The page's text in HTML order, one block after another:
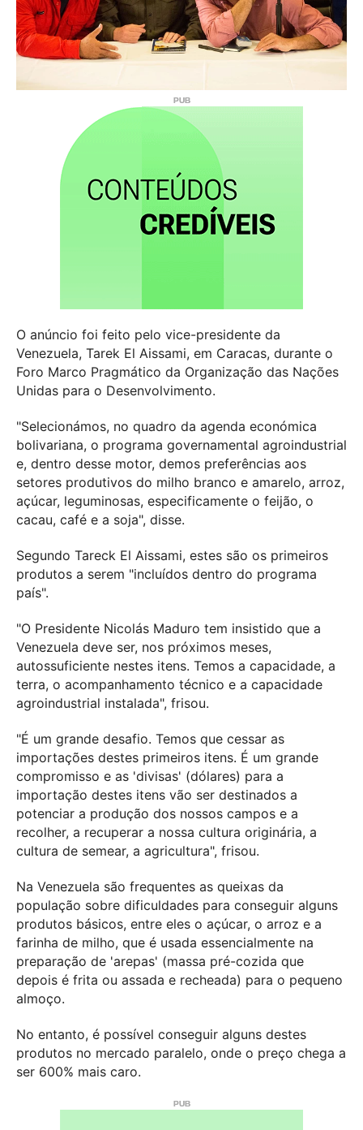
O anúncio foi feito pelo vice-presidente da
Venezuela, Tarek El Aissami, em Caracas, durante o
Foro Marco Pragmático da Organização das Nações
Unidas para o Desenvolvimento.
"Selecionámos, no quadro da agenda económica
bolivariana, o programa governamental agroindustrial
e, dentro desse motor, demos preferências aos
setores produtivos do milho branco e amarelo, arroz,
açúcar, leguminosas, especificamente o feijão, o
cacau, café e a soja", disse.
Segundo Tareck El Aissami, estes são os primeiros
produtos a serem "incluídos dentro do programa
país".
"O Presidente Nicolás Maduro tem insistido que a
Venezuela deve ser, nos próximos meses,
autossuficiente nestes itens. Temos a capacidade, a
terra, o acompanhamento técnico e a capacidade
agroindustrial instalada", frisou.
"É um grande desafio. Temos que cessar as
importações destes primeiros itens. É um grande
compromisso e as 'divisas' (dólares) para a
importação destes itens vão ser destinados a
potenciar a produção dos nossos campos e a
recolher, a recuperar a nossa cultura originária, a
cultura de semear, a agricultura", frisou.
Na Venezuela são frequentes as queixas da
população sobre dificuldades para conseguir alguns
produtos básicos, entre eles o açúcar, o arroz e a
farinha de milho, que é usada essencialmente na
preparação de 'arepas' (massa pré-cozida que
depois é frita ou assada e recheada) para o pequeno
almoço.
No entanto, é possível conseguir alguns destes
produtos no mercado paralelo, onde o preço chega a
ser 600% mais caro.